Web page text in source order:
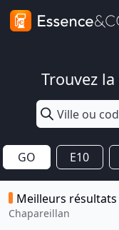
Trouvez
GO E10
Meilleurs résultats
Chapareillan